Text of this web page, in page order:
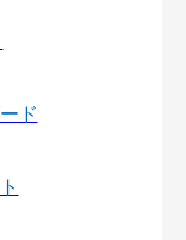
ド